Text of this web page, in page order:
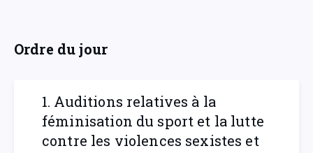
Ordre du jour
1. Auditions relatives à la
féminisation du sport et la lutte
contre les violences sexistes et